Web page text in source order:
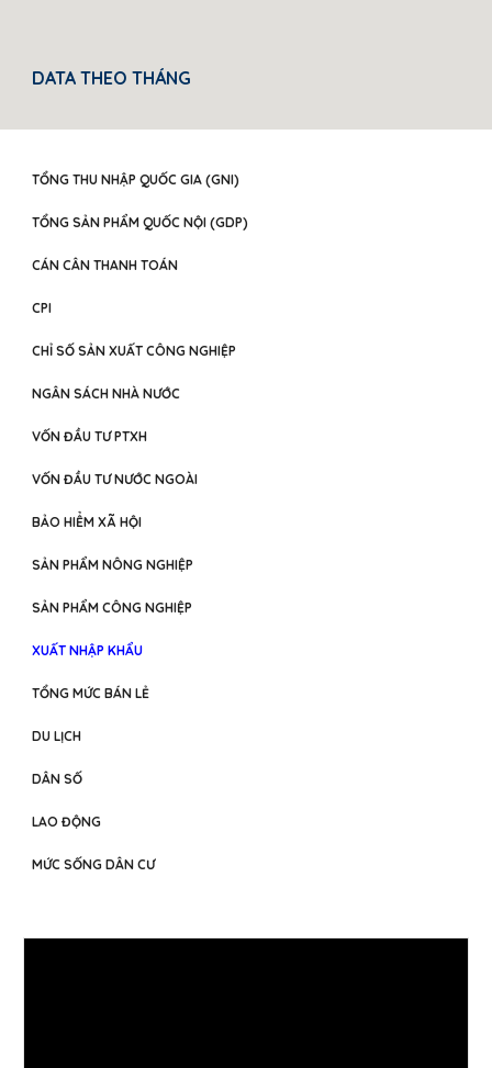
DATA THEO THÁNG
TỔNG THU NHẬP QUỐC GIA (GNI)
TỔNG SẢN PHẨM QUỐC NỘI (GDP)
CÁN CÂN THANH TOÁN
CPI
CHỈ SỐ SẢN XUẤT CÔNG NGHIỆP
NGÂN SÁCH NHÀ NƯỚC
VỐN ĐẦU TƯ PTXH
VỐN ĐẦU TƯ NƯỚC NGOÀI
BẢO HIỂM XÃ HỘI
SẢN PHẨM NÔNG NGHIỆP
SẢN PHẨM CÔNG NGHIỆP
XUẤT NHẬP KHẨU
TỔNG MỨC BÁN LẺ
DU LỊCH
DÂN SỐ
LAO ĐỘNG
MỨC SỐNG DÂN CƯ